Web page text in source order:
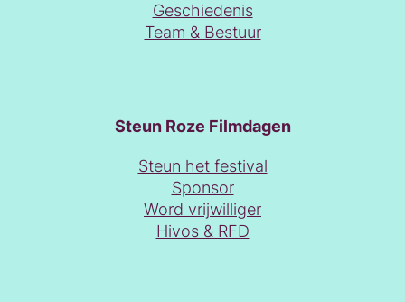
Geschiedenis
Team & Bestuur
Steun Roze Filmdagen
Steun het festival
Sponsor
Word vrijwilliger
Hivos & RFD